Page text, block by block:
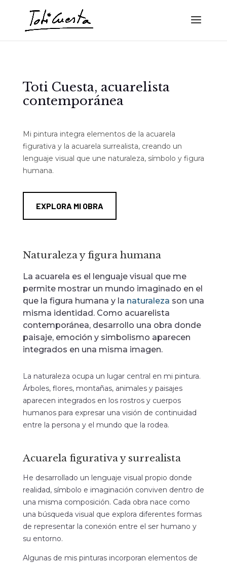
Toti Cuesta, acuarelista
contemporánea
Mi pintura integra elementos de la acuarela
figurativa y la acuarela surrealista, creando un
lenguaje visual que une naturaleza, símbolo y figura
humana.
EXPLORA MI OBRA
Naturaleza y figura humana
La acuarela es el lenguaje visual que me
permite mostrar un mundo imaginado en el
que la figura humana y la naturaleza son una
misma identidad. Como acuarelista
contemporánea, desarrollo una obra donde
paisaje, emoción y simbolismo aparecen
integrados en una misma imagen.
La naturaleza ocupa un lugar central en mi pintura.
Árboles, flores, montañas, animales y paisajes
aparecen integrados en los rostros y cuerpos
humanos para expresar una visión de continuidad
entre la persona y el mundo que la rodea.
Acuarela figurativa y surrealista
He desarrollado un lenguaje visual propio donde
realidad, símbolo e imaginación conviven dentro de
una misma composición. Cada obra nace como
una búsqueda visual que explora diferentes formas
de representar la conexión entre el ser humano y
su entorno.
Algunas de mis pinturas incorporan elementos de